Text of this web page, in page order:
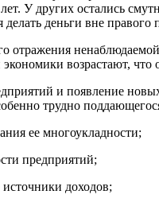
У других остались
деньги вне правого
отражения
возрастают, что
и появление
трудно
ее многоукладности;
предприятий;
доходов;